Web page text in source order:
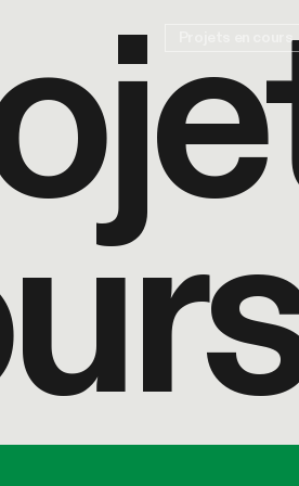
Projets en cours
je
ur